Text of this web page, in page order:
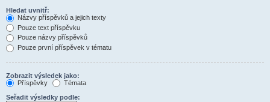
Hledat uvnitř:
Názvy příspěvků a jejich texty
Pouze text příspěvku
Pouze názvy příspěvků
Pouze první příspěvek v tématu
Zobrazit výsledek jako:
Příspěvky
Témata
Seřadit výsledky podle: